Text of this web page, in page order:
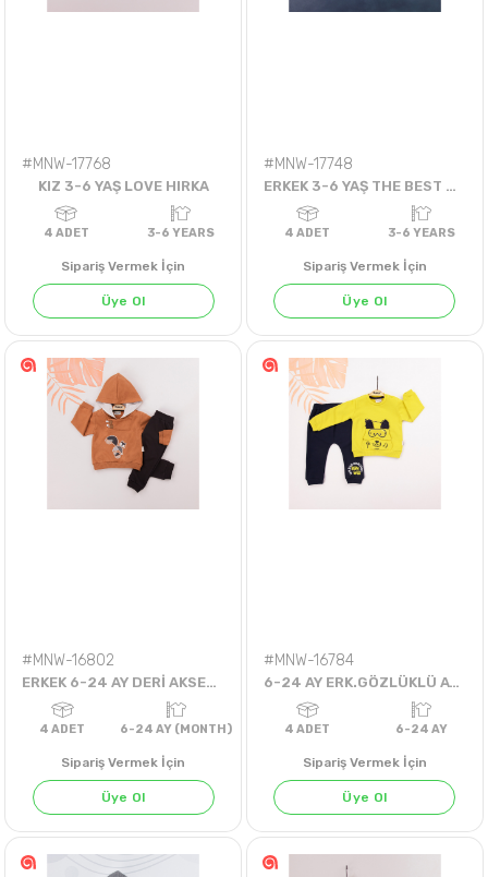
#MNW-17768
KIZ 3-6 YAŞ LOVE HIRKA
3-6 YEARS
Sipariş Vermek İçin
Üye Ol
#MNW-17748
ERKEK 3-6 YAŞ THE BEST 2Lİ TAKIM
4ADET
Sipariş Vermek İçin
Üye Ol
#MNW-16802
ERKEK 6-24 AY DERİ AKSESUARLI 2Lİ TAKIM
Sipariş Vermek İçin
Üye Ol
#MNW-16784
6-24 AY ERK.GÖZLÜKLÜ AYI TAKIM
Sipariş Vermek İçin
Üye Ol